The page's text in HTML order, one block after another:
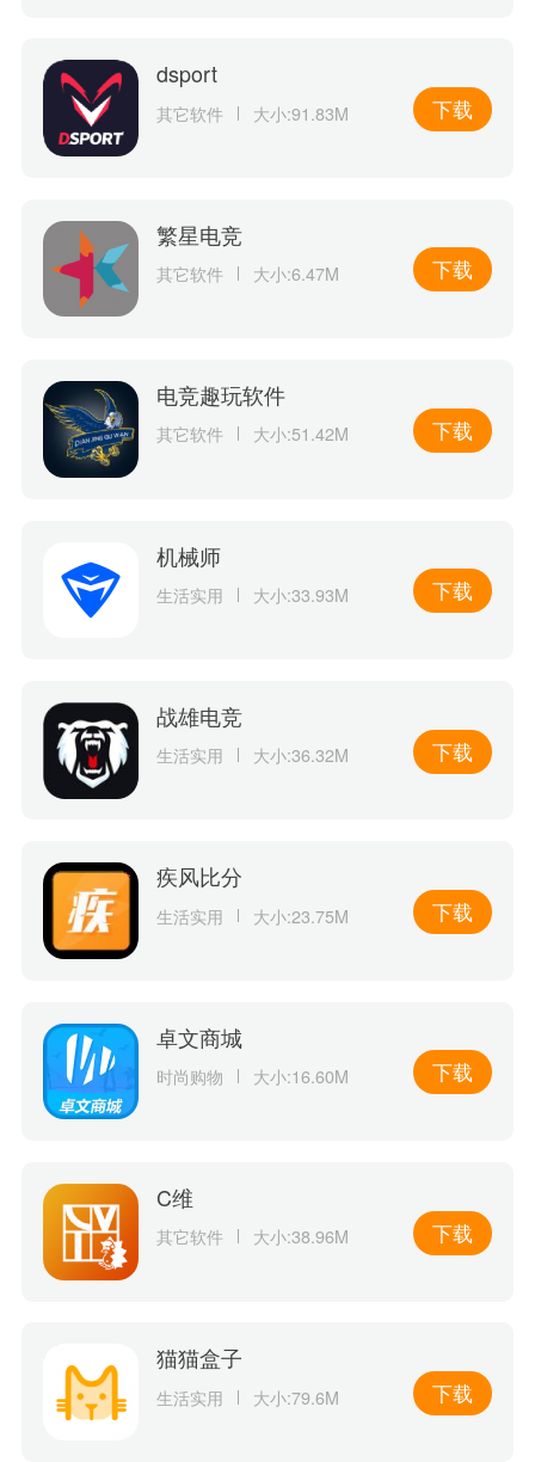
dsport
其它软件 大小:91.83M 下载
繁星电竞
其它软件 大小:6.47M 下载
电竞趣玩软件
其它软件 大小:51.42M 下载
机械师
生活实用 大小:33.93M 下载
战雄电竞
生活实用 大小:36.32M 下载
疾风比分
生活实用 大小:23.75M 下载
卓文商城
时尚购物 大小:16.60M 下载
C维
其它软件 大小:38.96M 下载
猫猫盒子
生活实用 大小:79.6M 下载